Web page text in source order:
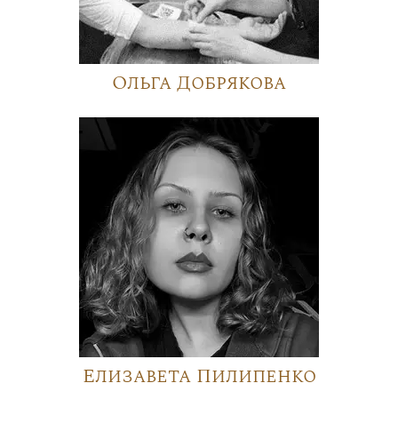
Ольга Добрякова
Елизавета Пилипенко